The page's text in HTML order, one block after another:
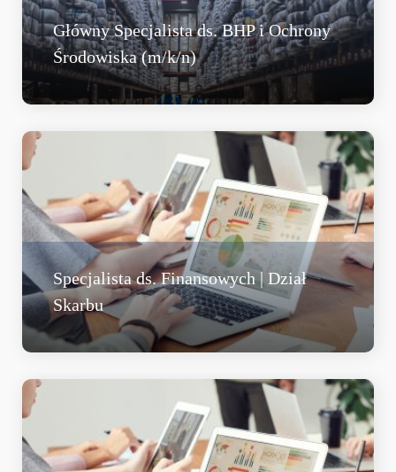
Główny Specjalista ds. BHP i Ochrony
Środowiska (m/k/n)
Specjalista ds. Finansowych | Dział
Skarbu